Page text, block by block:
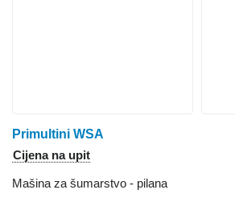
Primultini WSA
Cijena na upit
Mašina za šumarstvo - pilana